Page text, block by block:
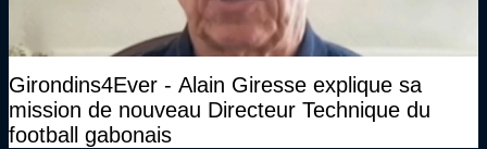
Girondins4Ever - Alain Giresse explique sa
mission de nouveau Directeur Technique du
football gabonais